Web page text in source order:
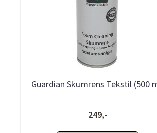
Guardian Skumrens Tekstil (500
249,-